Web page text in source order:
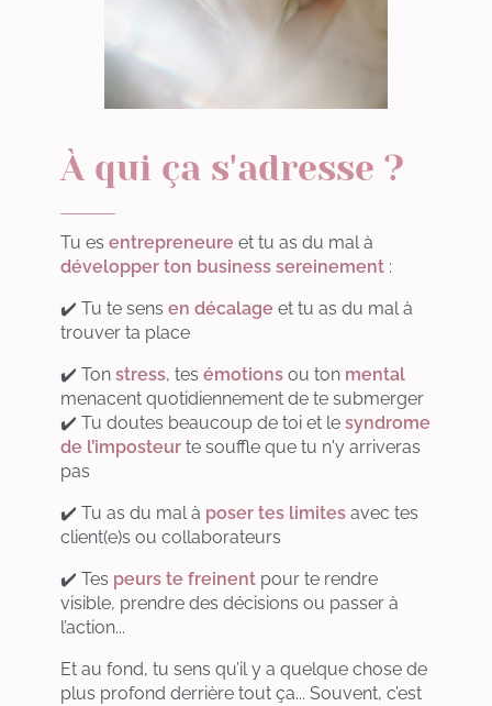
À qui ça s'adresse ?
Tu es entrepreneure et tu as du mal à
développer ton business sereinement :
✔️ Tu te sens en décalage et tu as du mal à
trouver ta place
✔️ Ton stress, tes émotions ou ton mental
menacent quotidiennement de te submerger
✔️ Tu doutes beaucoup de toi et le syndrome
de l’imposteur te souffle que tu n'y arriveras
pas
✔️ Tu as du mal à poser tes limites avec tes
client(e)s ou collaborateurs
✔️ Tes peurs te freinent pour te rendre
visible, prendre des décisions ou passer à
l’action...
Et au fond, tu sens qu’il y a quelque chose de
plus profond derrière tout ça... Souvent, c’est